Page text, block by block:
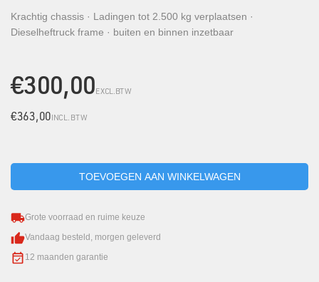
Krachtig chassis · Ladingen tot 2.500 kg verplaatsen ·
Dieselheftruck frame · buiten en binnen inzetbaar
€300,00EXCL.BTW
€363,00INCL. BTW
Grote voorraad en ruime keuze
Vandaag besteld, morgen geleverd
12 maanden garantie